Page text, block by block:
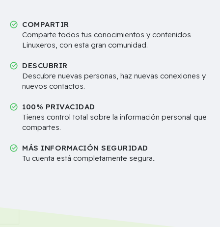
COMPARTIR
Comparte todos tus conocimientos y contenidos
Linuxeros, con esta gran comunidad.
DESCUBRIR
Descubre nuevas personas, haz nuevas conexiones y
nuevos contactos.
100% PRIVACIDAD
Tienes control total sobre la información personal que
compartes.
MÁS INFORMACIÓN SEGURIDAD
Tu cuenta está completamente segura..